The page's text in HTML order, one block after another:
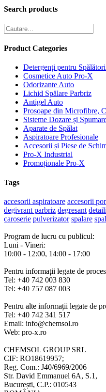
Search products
Product Categories
Detergenți pentru
Cosmetice Auto Pro-X
Odorizante Auto
Lichid Spălare Parbriz
Antigel Auto
Prosoape din Microfibre,
Sisteme Dozare și
Aparate de Spălat
Aspiratoare Profesionale
Accesorii și Piese de
Pro-X Industrial
Promoționale Pro-X
Tags
accesorii aspiratoare accesorii
degivrant parbriz degresant
caroserie pulverizator spalare
Program de lucru cu publicul:
Luni - Vineri:
10:00 - 12:00, 14:00 - 17:00
Pentru informații legate de
Tel: +40 742 003 830
Tel: +40 757 087 003
Pentru alte informații legate de
Tel: +40 742 341 517
Email: info@chemsol.ro
Web: pro-x.ro
CHEMSOL GROUP SRL
CIF: RO18619957;
Reg. Com.: J40/6969/2006
Str. David Emmanuel 6A, S.1,
București, C.P.: 010543